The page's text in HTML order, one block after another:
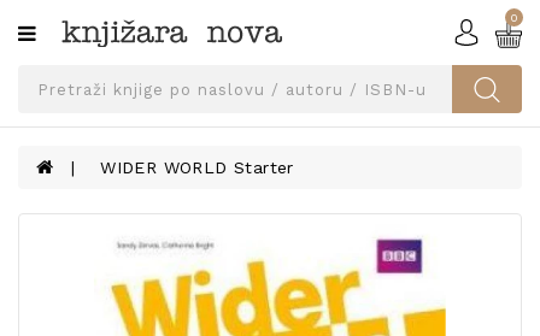
Kategorije
SVEUČILIŠNA
UDŽBENICI
KNJIGE
0
WIDER WORLD Starter